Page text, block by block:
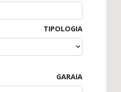
TIPOLOGIA
GARAIA